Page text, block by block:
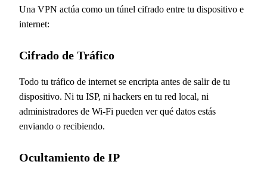
Una VPN actúa como un túnel cifrado entre tu dispositivo e
internet:
Cifrado de Tráfico
Todo tu tráfico de internet se encripta antes de salir de tu
dispositivo. Ni tu ISP, ni hackers en tu red local, ni
administradores de Wi-Fi pueden ver qué datos estás
enviando o recibiendo.
Ocultamiento de IP